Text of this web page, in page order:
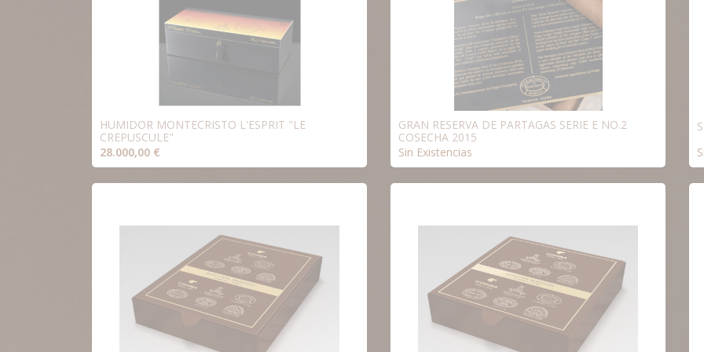
HUMIDOR MONTECRISTO L'ESPRIT "LE
CREPUSCULE"
28.000,00 €
GRAN RESERVA DE PARTAGAS SERIE E NO.2
COSECHA 2015
Sin Existencias